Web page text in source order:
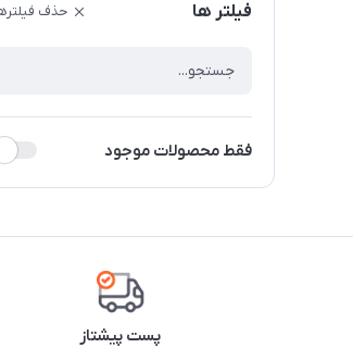
فیلتر ها حذف
فقط محصولات موجود
پست پیشتاز